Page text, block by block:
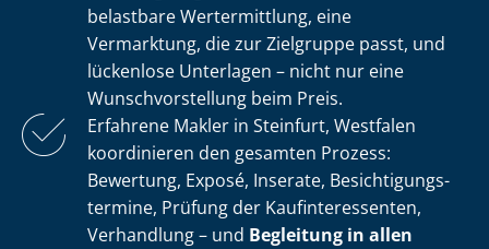
belastbare Wertermittlung, eine
Vermarktung, die zur Zielgruppe passt, und
lückenlose Unterlagen – nicht nur eine
Wunsch­vor­stel­lung beim Preis.
Erfahrene Makler in Steinfurt, Westfalen
koordinieren den gesamten Prozess:
Bewertung, Exposé, Inserate, Be­sich­ti­gungs­
ter­mi­ne, Prüfung der Kauf­in­ter­es­sen­ten,
Verhandlung – und Begleitung in allen